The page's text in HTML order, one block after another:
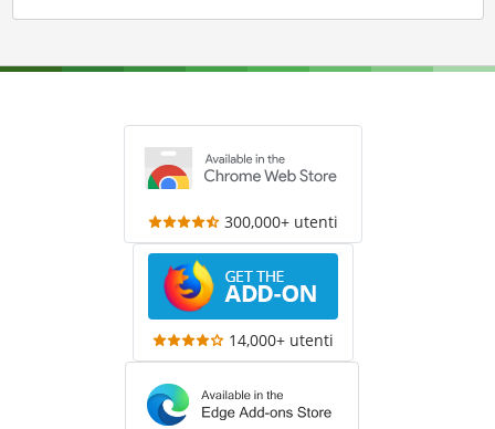
300,000+ utenti
14,000+ utenti